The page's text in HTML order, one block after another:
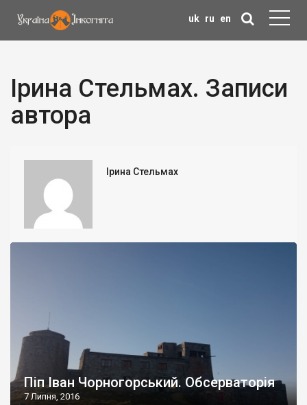
uk ru en
Ірина Стельмах. Записи
автора
Ірина Стельмах
Піп Іван Чорногорський. Обсерваторія
7 Липня, 2016